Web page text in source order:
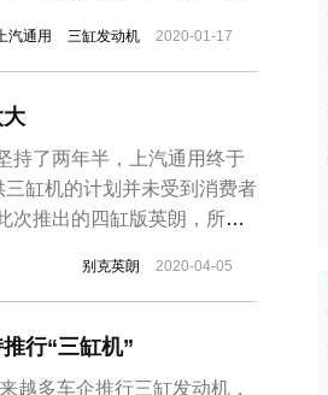
配置上只有1.0T/1.3T两款三
汽通用 三缸发动机 2020-01-17
持了两年半，上汽通用终于
三缸机的计划并未受到消费者
次推出的四缸版英朗，所搭
新车搭载1.5L直列四缸自然
别克英朗 2020-04-05
行“三缸机”
越多车企推行三缸发动机，